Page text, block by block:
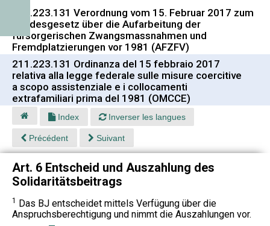
211.223.131 Verordnung vom 15. Februar 2017 zum
Bundesgesetz über die Aufarbeitung der
fürsorgerischen Zwangsmassnahmen und
Fremdplatzierungen vor 1981 (AFZFV)
211.223.131 Ordinanza del 15 febbraio 2017
relativa alla legge federale sulle misure coercitive
a scopo assistenziale e i collocamenti
extrafamiliari prima del 1981 (OMCCE)
Index Inverser les langues
Précédent Suivant
Art. 6 Entscheid und Auszahlung des
Solidaritätsbeitrags
1 Das BJ entscheidet mittels Verfügung über die
Anspruchsberechtigung und nimmt die Auszahlungen vor.